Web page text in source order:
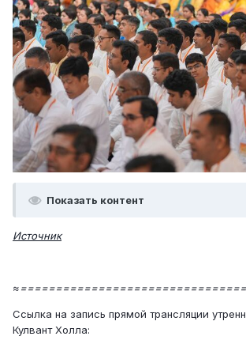
Показать контент
Источник
Ссылка на запись прямой трансляции
Кулвант Холла: